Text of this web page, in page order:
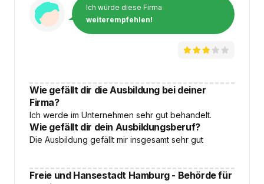
Ich würde diese Firma
weiterempfehlen!
Wie gefällt dir die Ausbildung bei deiner
Firma?
Ich werde im Unternehmen sehr gut behandelt.
Wie gefällt dir dein Ausbildungsberuf?
Die Ausbildung gefällt mir insgesamt sehr gut
Freie und Hansestadt Hamburg - Behörde für